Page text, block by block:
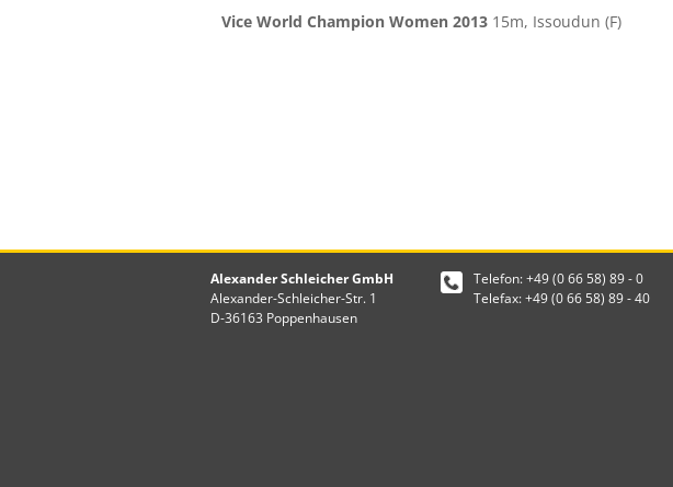
Vice World Champion Women 2013 15m, Issoudun (F)
Alexander Schleicher GmbH
Alexander-Schleicher-Str. 1
D-36163 Poppenhausen
Telefon: +49 (0 66 58) 89 - 0
Telefax: +49 (0 66 58) 89 - 40